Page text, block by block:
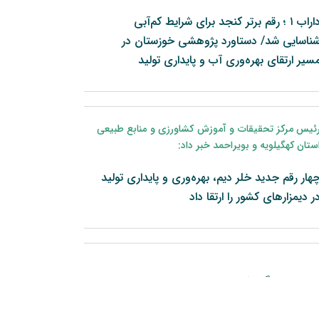
اصیل و سازگار گوسفند بومی ایران، نقش
استان اردبیل دارد و بنا به گفته رئیس مرکز
با اجرای برنامه‌های اصلاح نژاد و بهبود
...
داراب ۱ ؛ رقم برتر کنجد برای شرایط کم‌آبی
شد/ دستاورد پژوهشی خوزستان در
ارتقای بهره‌وری آب و پایداری تولید
رئیس مرکز تحقیقات و آموزش کشاورزی و منابع طبیعی
کهگیلویه و بویراحمد خبر داد:
رقم جدید خلر دیم، بهره‌وری و پایداری تولید
در دیمزارهای کشور را ارتقا داد
تات و دانشگاه شهید بهشتی برای حل چالش‌های